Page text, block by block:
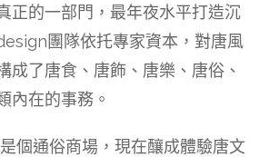
正的一部門，最年夜水平打造沉
團隊依托專家資本，對唐風
成了唐食、唐飾、唐樂、唐俗、
內在的事務。
通俗商場，現在釀成體驗唐文